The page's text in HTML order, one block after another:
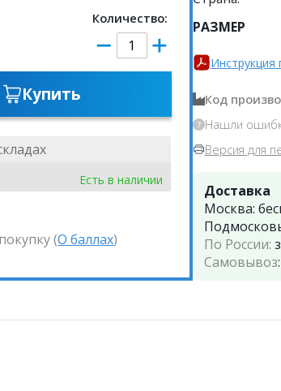
Количество:
Купить
Есть в наличии
(О баллах)
РАЗМЕР
Код
Нашли
Версия для
Доставка
Москва:
По России:
Самовывоз: